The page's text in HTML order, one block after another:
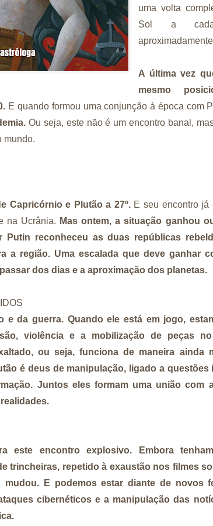
uma volta
Sol a
A última vez
mesmo
E quando formou uma conjunção à época com
Ou seja, este não é um encontro banal,
mundo.
Capricórnio e Plutão a 27º.E seu encontro já
na Ucrânia. Mas ontem, a situação ganhou
Putin reconheceu as duas repúblicas
a região. Uma escalada que deve ganhar
dos dias e a aproximação dos planetas.
e da guerra. Quando ele está em jogo,
violência e a mobilização de peças
ou seja, funciona de maneira ainda
é deus de manipulação, ligado a questões
Juntos eles formam uma união com
este encontro explosivo. Embora
trincheiras, repetido à exaustão nos filmes
mudou. E podemos estar diante de novos
cibernéticos e a manipulação das